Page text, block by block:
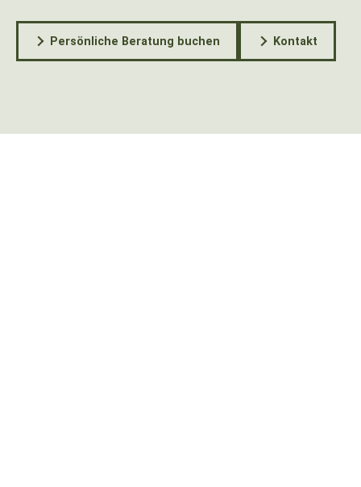
Persönliche Beratung buchen Kontakt